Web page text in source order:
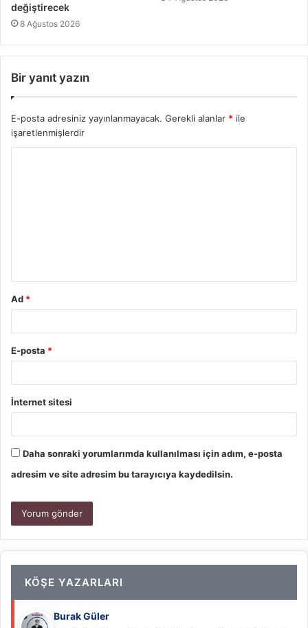
değiştirecek
8 Ağustos 2026
Bir yanıt yazın
E-posta adresiniz yayınlanmayacak. Gerekli alanlar * ile
işaretlenmişlerdir
Ad *
E-posta *
İnternet sitesi
Daha sonraki yorumlarımda kullanılması için adım, e-posta
adresim ve site adresim bu tarayıcıya kaydedilsin.
KÖŞE YAZARLARI
Burak Güler